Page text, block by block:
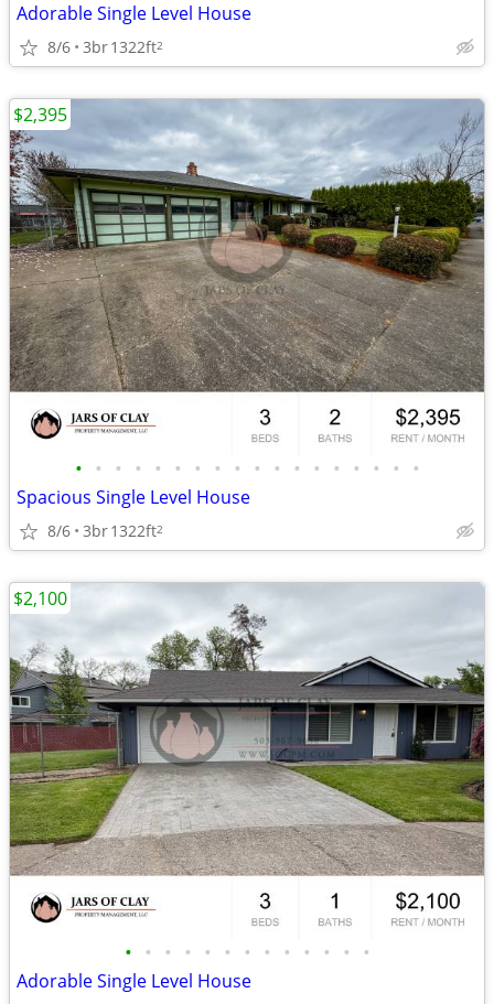
Adorable Single Level House
8/6 3br1322ft2
• • • • • • • • • • • • • • • • • •
Spacious Single Level House
8/6 3br1322ft2
$2,395
• • • • • • • • • • • • •
Adorable Single Level House
$2,100